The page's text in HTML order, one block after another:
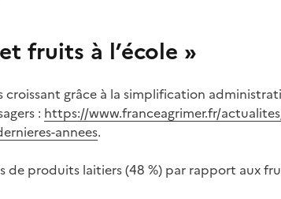
fruits à l’école »
grâce à la simplification
: https://www.franceagrimer.fr/
annees.
produits laitiers (48 %) par rapport aux